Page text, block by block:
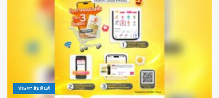
ประชาสัมพันธ์